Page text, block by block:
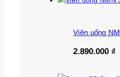
Viên uống
2.890.000 ₫